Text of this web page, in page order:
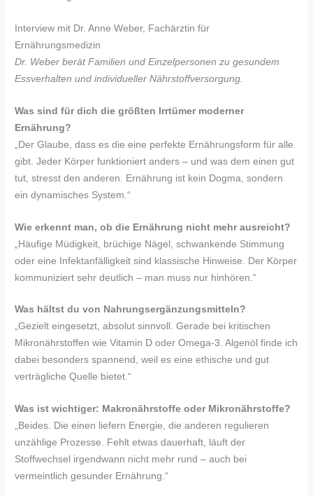
Interview mit Dr. Anne Weber, Fachärztin für
Ernährungsmedizin
Dr. Weber berät Familien und Einzelpersonen zu gesundem
Essverhalten und individueller Nährstoffversorgung.
Was sind für dich die größten Irrtümer moderner
Ernährung?
„Der Glaube, dass es die eine perfekte Ernährungsform für alle
gibt. Jeder Körper funktioniert anders – und was dem einen gut
tut, stresst den anderen. Ernährung ist kein Dogma, sondern
ein dynamisches System.“
Wie erkennt man, ob die Ernährung nicht mehr ausreicht?
„Häufige Müdigkeit, brüchige Nägel, schwankende Stimmung
oder eine Infektanfälligkeit sind klassische Hinweise. Der Körper
kommuniziert sehr deutlich – man muss nur hinhören.“
Was hältst du von Nahrungsergänzungsmitteln?
„Gezielt eingesetzt, absolut sinnvoll. Gerade bei kritischen
Mikronährstoffen wie Vitamin D oder Omega-3. Algenöl finde ich
dabei besonders spannend, weil es eine ethische und gut
verträgliche Quelle bietet.“
Was ist wichtiger: Makronährstoffe oder Mikronährstoffe?
„Beides. Die einen liefern Energie, die anderen regulieren
unzählige Prozesse. Fehlt etwas dauerhaft, läuft der
Stoffwechsel irgendwann nicht mehr rund – auch bei
vermeintlich gesunder Ernährung.“